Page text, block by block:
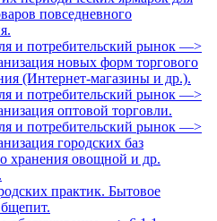
повседневного
и потребительский рынок —>
новых форм торгового
(Интернет-магазины и др.).
и потребительский рынок —>
оптовой торговли.
и потребительский рынок —>
городских баз
хранения овощной и др.
практик. Бытовое